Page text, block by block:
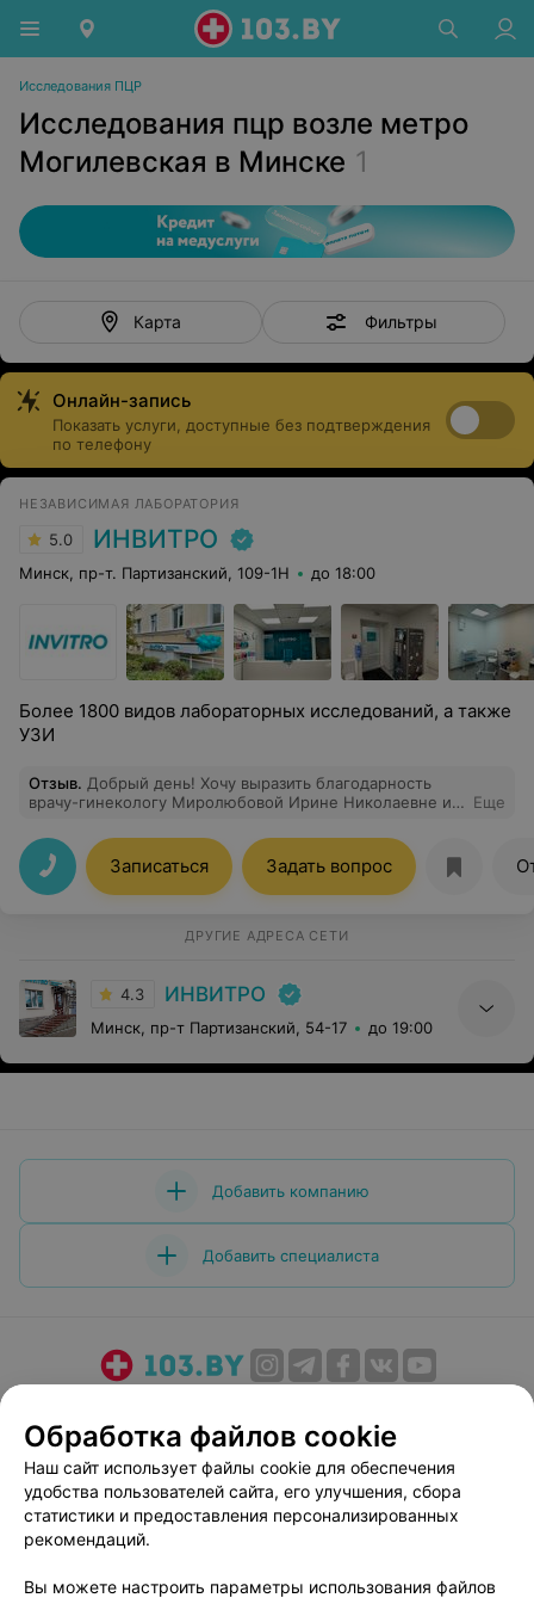
Исследования ПЦР
Исследования пцр возле метро
Могилевская в Минске 1
Карта Фильтры
Онлайн-запись
Показать услуги, доступные без подтверждения
по телефону
НЕЗАВИСИМАЯ ЛАБОРАТОРИЯ
5.0 ИНВИТРО
Минск, пр-т. Партизанский, 109-1Н до 18:00
Более 1800 видов лабораторных исследований, а также
УЗИ
Отзыв. Добрый день! Хочу выразить благодарность
врачу-гинекологу Миролюбовой Ирине Николаевне и
не первый раз , всегда остаюсь довольно . Все
профессионалы своего дела, вежливые, все доступно
объясняют! Спасибо огромное за Ваш труд !!!
Еще
Записаться Задать вопрос
ДРУГИЕ АДРЕСА СЕТИ
4.3 ИНВИТРО
Минск, пр-т Партизанский, 54-17 до 19:00
Добавить компанию
Добавить специалиста
Медицинский маркетинг
Публичный договор
Пользовательское соглашение
Способы оплаты
Вакансии
Партнеры
Обработка файлов cookie
Наш сайт использует файлы cookie для обеспечения
удобства пользователей сайта, его улучшения, сбора
статистики и предоставления персонализированных
рекомендаций.
Вы можете настроить параметры использования файлов